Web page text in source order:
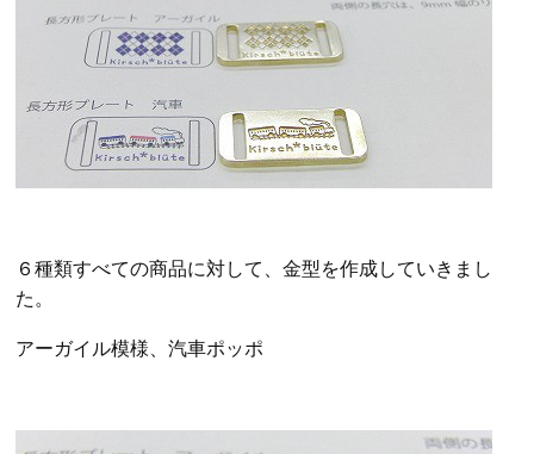
６種類すべての商品に対して、金型を作成していきまし
た。
アーガイル模様、汽車ポッポ